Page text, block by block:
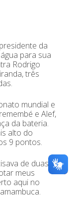
da
para sua
Rodrigo
três
mundial e
e Alef,
da bateria.
alto do
9 pontos.
de duas
meus
aqui no